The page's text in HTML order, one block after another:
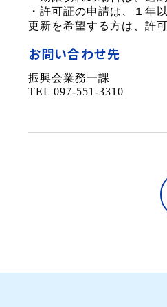
・許可証の申請は、１年
更新を希望する方は、許
お問い合わせ先
振興会業務一課
TEL 097-551-3310